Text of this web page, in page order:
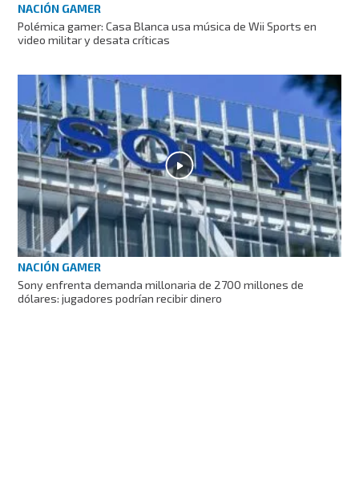
NACIÓN GAMER
Polémica gamer: Casa Blanca usa música de Wii Sports en
video militar y desata críticas
NACIÓN GAMER
Sony enfrenta demanda millonaria de 2700 millones de
dólares: jugadores podrían recibir dinero